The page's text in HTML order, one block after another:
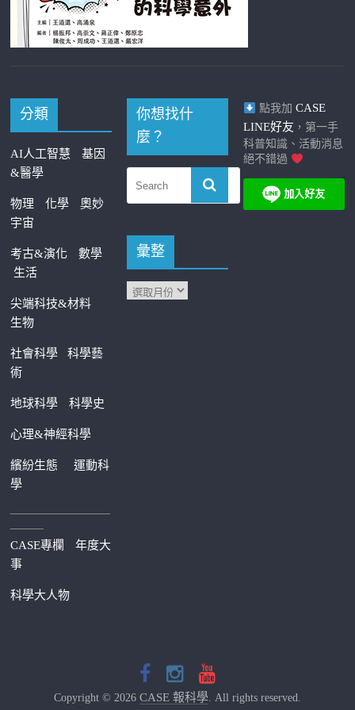
分類
AI人工智慧
基因
&醫學
物理 化學
奧妙
宇宙
考古&演化
數學
生活
尖端科技&材料
生物
社會科學科學藝
術
地球科學 科學史
心理&神經科學
繽紛生態運動科
學
—————————
———
CASE專欄
年度大
事
科學大人物
你想找什
麼？
彙整
點我加 CASE
LINE好友 ，第一手
科普知識、活動消息
絕不錯過
Copyright © 2026 CASE 報科學. All rights reserved.